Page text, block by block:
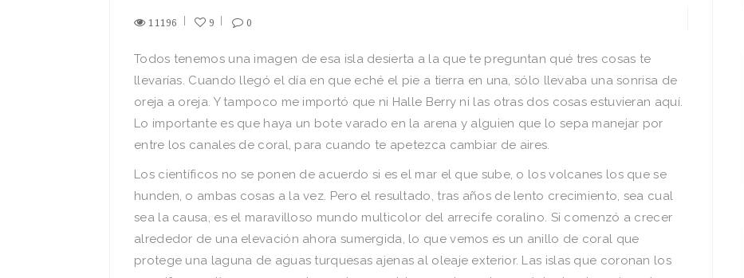
11196 9 0
Todos tenemos una imagen de esa isla desierta a la que te preguntan qué tres cosas te
llevarías. Cuando llegó el día en que eché el pie a tierra en una, sólo llevaba una sonrisa de
oreja a oreja. Y tampoco me importó que ni Halle Berry ni las otras dos cosas estuvieran aquí.
Lo importante es que haya un bote varado en la arena y alguien que lo sepa manejar por
entre los canales de coral, para cuando te apetezca cambiar de aires.
Los científicos no se ponen de acuerdo si es el mar el que sube, o los volcanes los que se
hunden, o ambas cosas a la vez. Pero el resultado, tras años de lento crecimiento, sea cual
sea la causa, es el maravilloso mundo multicolor del arrecife coralino. Si comenzó a crecer
alrededor de una elevación ahora sumergida, lo que vemos es un anillo de coral que
protege una laguna de aguas turquesas ajenas al oleaje exterior. Las islas que coronan los